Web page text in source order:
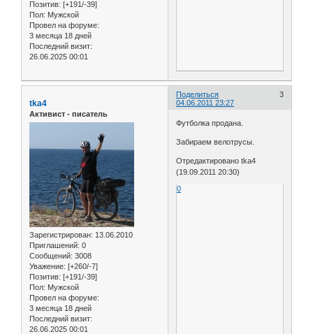
Позитив: [+191/-39]
Пол: Мужской
Провел на форуме:
3 месяца 18 дней
Последний визит:
26.06.2025 00:01
Поделиться
3
04.06.2011 23:27
tka4
Активист - писатель
Зарегистрирован: 13.06.2010
Приглашений: 0
Сообщений: 3008
Уважение: [+260/-7]
Позитив: [+191/-39]
Пол: Мужской
Провел на форуме:
3 месяца 18 дней
Последний визит:
26.06.2025 00:01
Футболка продана.
Забираем велотрусы.
Отредактировано tka4
(19.09.2011 20:30)
0